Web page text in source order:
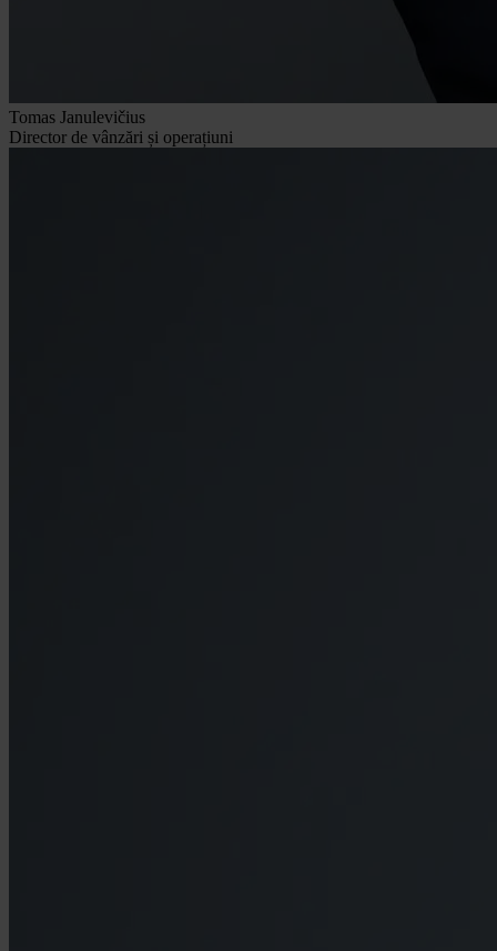
Tomas Janulevičius
Director de vânzări și operațiuni